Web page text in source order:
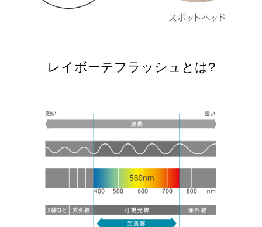
レイボーテフラッシュとは?